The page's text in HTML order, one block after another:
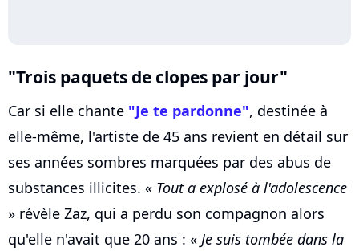
"Trois paquets de clopes par jour"
Car si elle chante "Je te pardonne", destinée à
elle-même, l'artiste de 45 ans revient en détail sur
ses années sombres marquées par des abus de
substances illicites. « Tout a explosé à l'adolescence
» révèle Zaz, qui a perdu son compagnon alors
qu'elle n'avait que 20 ans : « Je suis tombée dans la